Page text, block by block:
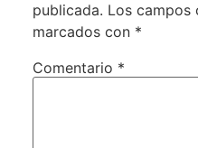
publicada. Los campos
marcados con *
Comentario *